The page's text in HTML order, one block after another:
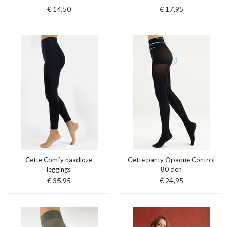
€ 14,50 € 17,95
Cette Comfy naadloze
leggings
€ 35,95
Cette panty Opaque Control
80 den
€ 24,95